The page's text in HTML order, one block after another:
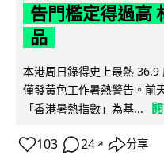
告門檻定得過高
品
本港周日錄得史上最熱
僅發黃色工作暑熱警告。前
「香港暑熱指數」為基...
103 24 ↗ 分享